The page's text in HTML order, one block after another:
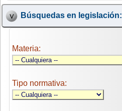
Búsquedas en legislación:
Materia:
Tipo normativa: